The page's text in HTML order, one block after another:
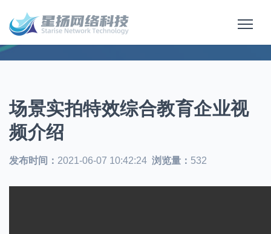
场景实拍特效综合教育企业视
频介绍
发布时间： 2021-06-07 10:42:24 浏览量： 532